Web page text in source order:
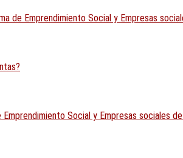
de Emprendimiento Social y Empresas
Social y Empresas sociales